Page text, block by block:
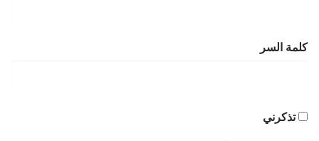
كلمة السر
تذكرني